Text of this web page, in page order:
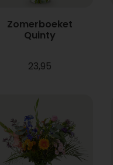
Zomerboeket
Quinty
23,95